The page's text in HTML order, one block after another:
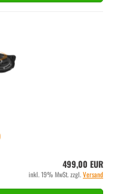
499,00 EUR
inkl. 19% MwSt. zzgl.Versand